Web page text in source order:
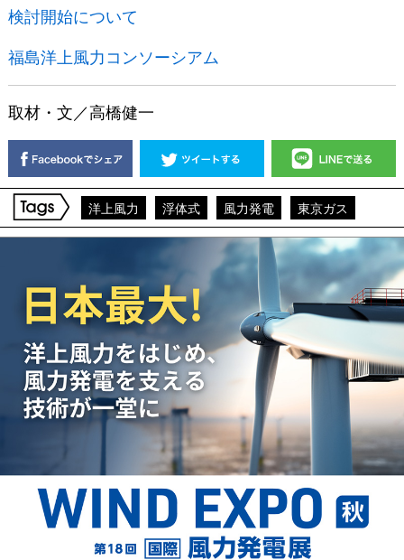
検討開始について
福島洋上風力コンソーシアム
取材・文／高橋健一
洋上風力 浮体式 風力発電 東京ガス